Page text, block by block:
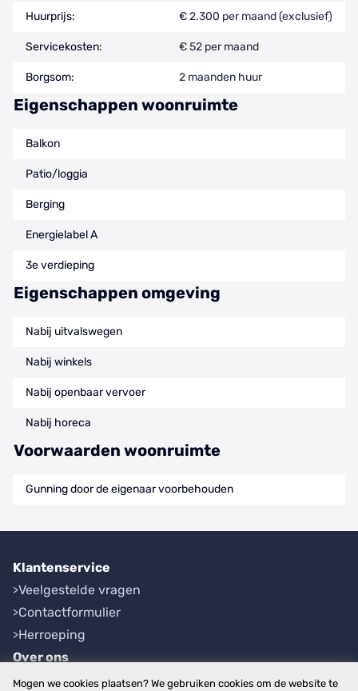
Huurprijs: € 2.300 per maand (exclusief)
Servicekosten: € 52 per maand
Borgsom: 2 maanden huur
Eigenschappen woonruimte
Balkon
Patio/loggia
Berging
Energielabel A
3e verdieping
Eigenschappen omgeving
Nabij uitvalswegen
Nabij winkels
Nabij openbaar vervoer
Nabij horeca
Voorwaarden woonruimte
Gunning door de eigenaar voorbehouden
Klantenservice
Veelgestelde vragen
Contactformulier
Herroeping
Over ons
Bedrijfsgegevens
Mogen we cookies plaatsen? We gebruiken cookies om de website te